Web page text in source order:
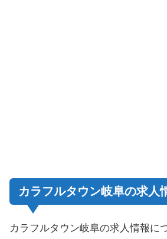
カラフルタウン岐阜の求人
カラフルタウン岐阜の求人情報に